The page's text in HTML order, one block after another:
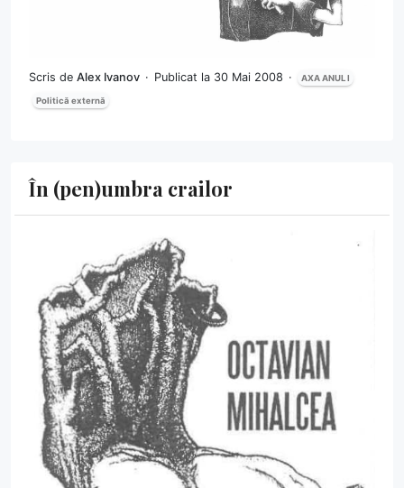
Scris de Alex Ivanov Publicat la 30 Mai 2008 AXA ANUL I
Politică externă
În (pen)umbra crailor